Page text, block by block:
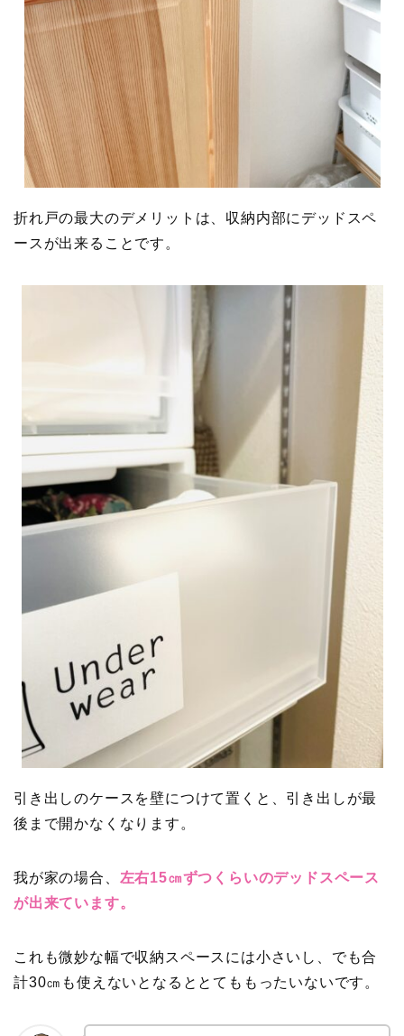
折れ戸の最大のデメリットは、収納内部にデッドスペ
ースが出来ることです。
引き出しのケースを壁につけて置くと、引き出しが最
後まで開かなくなります。
我が家の場合、 左右15㎝ずつくらいのデッドスペース
が出来ています。
これも微妙な幅で収納スペースには小さいし、でも合
計30㎝も使えないとなるととてももったいないです。